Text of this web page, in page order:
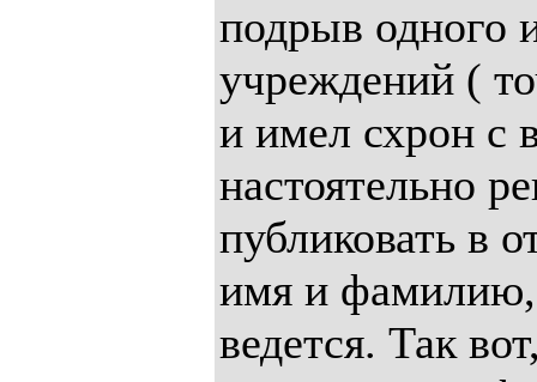
подрыв одного
учреждений (
и имел схрон с
настоятельно
публиковать в
имя и фамилию,
ведется. Так